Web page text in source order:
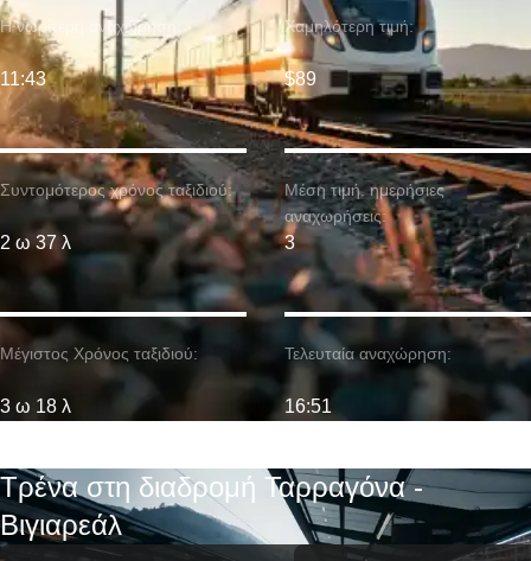
Συντομότερος χρόνος ταξιδιού:
2 ω 37 λ
Η νωρίτερη αναχώρηση:
11:43
Μέγιστος Χρόνος ταξιδιού:
3 ω 18 λ
Χαμηλότερη τιμή:
$89
Μέση τιμή. ημερήσιες
αναχωρήσεις:
3
Τελευταία αναχώρηση:
16:51
Τρένα στη διαδρομή Ταρραγόνα -
Βιγιαρεάλ